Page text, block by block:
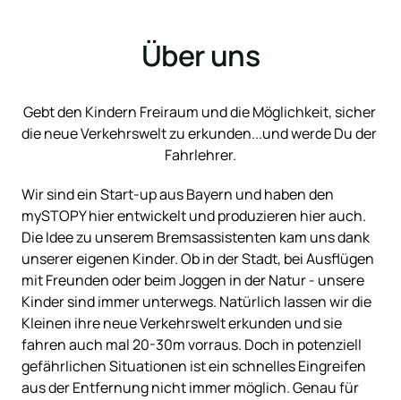
Über uns
Gebt den Kindern Freiraum und die Möglichkeit,
sicher
die neue Verkehrswelt zu erkunden...und werde Du
Fahrlehrer.
Wir sind ein Start-up aus Bayern und haben den
mySTOPY hier entwickelt und produzieren hier auch.
Die Idee zu unserem Bremsassistenten kam uns dank
unserer eigenen Kinder. Ob in der Stadt, bei Ausflügen
mit Freunden oder beim Joggen in der Natur - unsere
Kinder sind immer unterwegs. Natürlich lassen wir die
Kleinen ihre neue Verkehrswelt erkunden und sie
fahren auch mal 20-30m vorraus. Doch in potenziell
gefährlichen Situationen ist ein schnelles Eingreifen
aus der Entfernung nicht immer möglich. Genau für